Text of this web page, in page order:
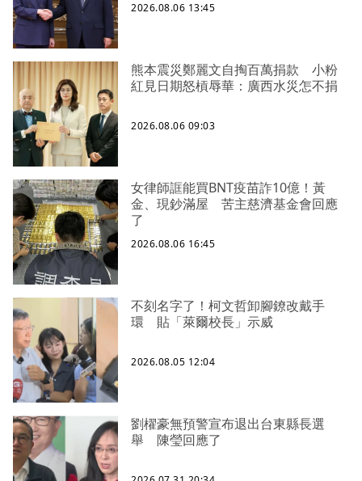
2026.08.06 13:45
熊本震災鄭麗文自掏百萬捐款 小粉
紅見日期怒槓辱華：廣西水災怎不捐
2026.08.06 09:03
女律師誆能買BNT疫苗詐10億！黃
金、現鈔滿屋 苦主慈濟基金會回應
了
2026.08.06 16:45
不刻名字了！柯文哲卸腳鐐改戴手
環 貼「萊爾校長」示威
2026.08.05 12:04
劉櫂豪無預警宣布退出台東縣長選
舉 陳瑩回應了